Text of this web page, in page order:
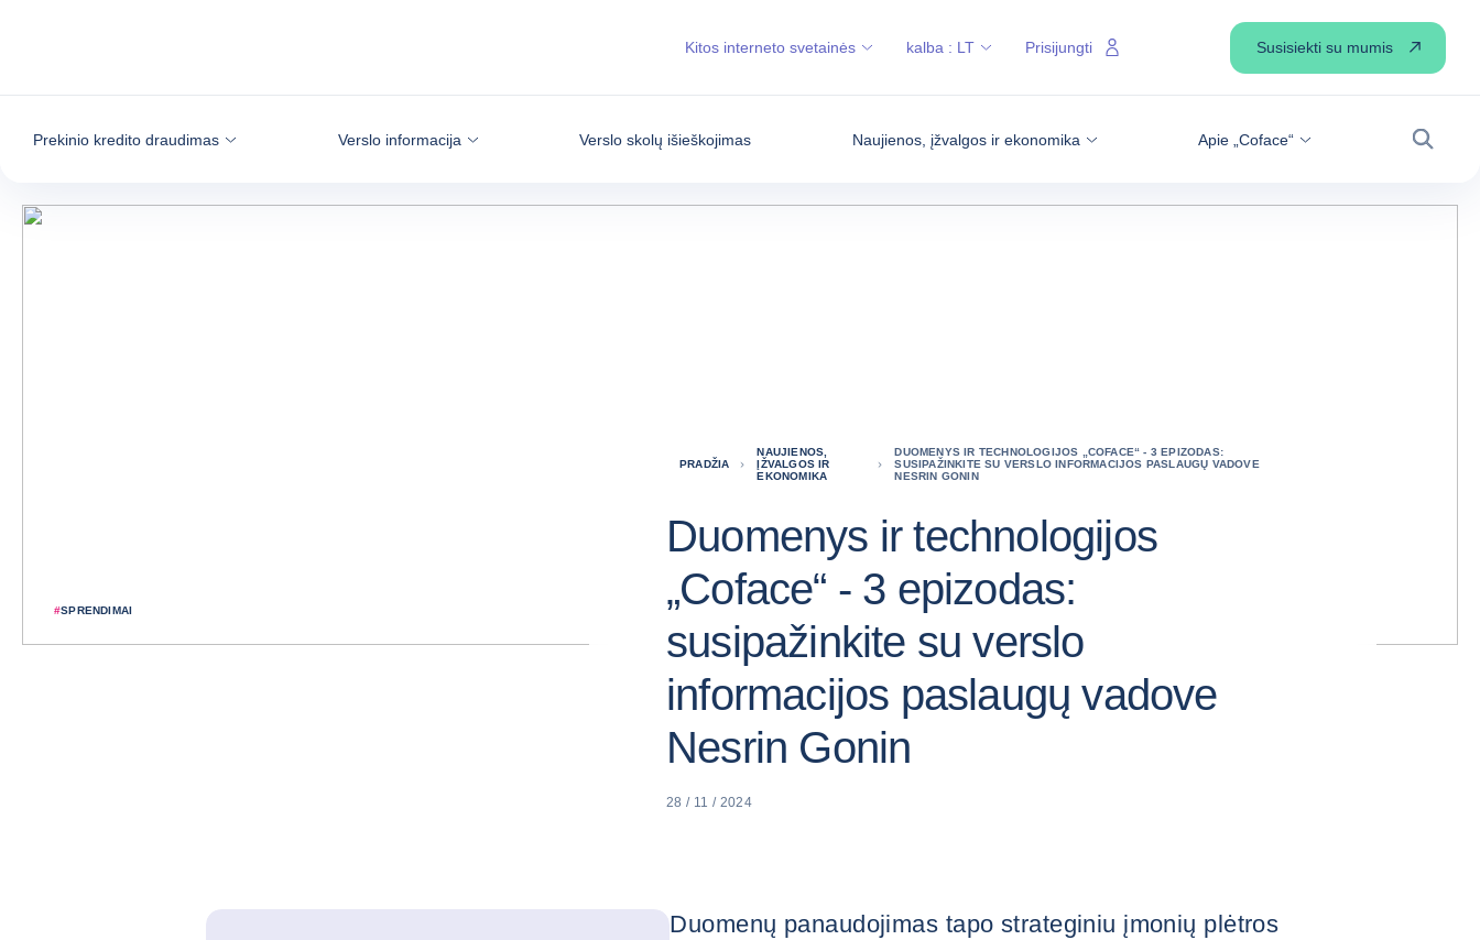
Prekinio kredito draudimas Verslo informacija Verslo skolų išieškojimas Naujienos, įžvalgos ir ekonomika Apie „Coface“
Paieška
Kitos interneto svetainės kalba : LT Prisijungti Susisiekti su mumis
#SPRENDIMAI
PRADŽIA
NAUJIENOS,
ĮŽVALGOS IR
EKONOMIKA
DUOMENYS IR TECHNOLOGIJOS „COFACE“ - 3 EPIZODAS:
SUSIPAŽINKITE SU VERSLO INFORMACIJOS PASLAUGŲ VADOVE
NESRIN GONIN
Duomenys ir technologijos
„Coface“ - 3 epizodas:
susipažinkite su verslo
informacijos paslaugų vadove
Nesrin Gonin
28 / 11 / 2024
Duomenų panaudojimas tapo strateginiu įmonių plėtros